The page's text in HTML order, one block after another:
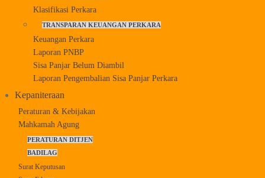
Klasifikasi Perkara
TRANSPARAN KEUANGAN PERKARA
Keuangan Perkara
Laporan PNBP
Sisa Panjar Belum Diambil
Laporan Pengembalian Sisa Panjar Perkara
Kepaniteraan
Peraturan & Kebijakan
Mahkamah Agung
PERATURAN DITJEN
BADILAG
Surat Keputusan